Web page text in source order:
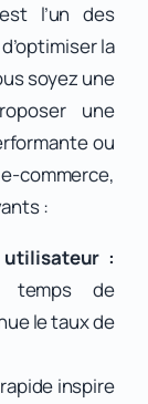
l’un des
la
soyez une
une
ou
commerce,
:
utilisateur :
temps de
le taux de
inspire